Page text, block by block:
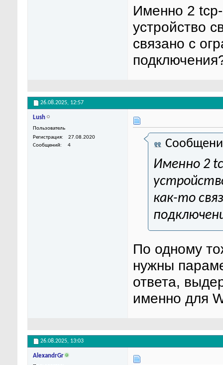
Именно 2
устройство
связано с
26.08.2025, 12:57
Lush
Пользователь
Регистрация
27.08.2020
Сообщений
4
Именно 2
как-то
По одному
нужны
ответа,
именно для
26.08.2025, 13:03
AlexandrGr